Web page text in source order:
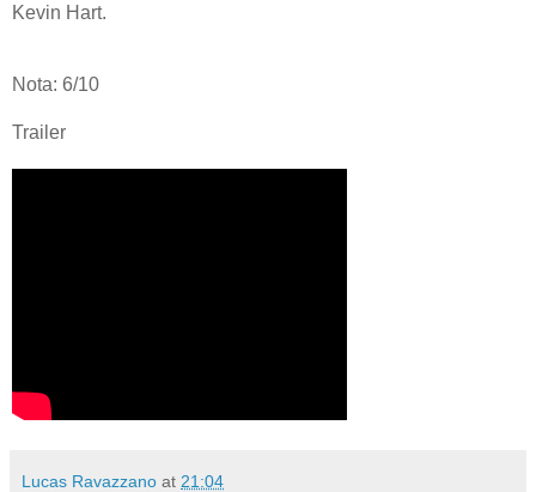
Kevin Hart.
Nota: 6/10
Trailer
Lucas Ravazzano at 21:04